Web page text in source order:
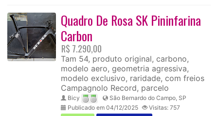
Quadro De Rosa SK Pininfarina
Carbon
R$ 7.290,00
Tam 54, produto original, carbono,
modelo aero, geometria agressiva,
modelo exclusivo, raridade, com freios
Campagnolo Record, parcelo
Bicy
São Bernardo do Campo, SP
Publicado em 04/12/2025
Visitas: 757